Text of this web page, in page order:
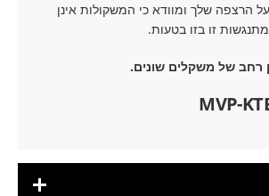
הרצפה שלך ומוודא כי המשקולות אינן
זו בזו בטעות.
רחב של משקלים שונים.